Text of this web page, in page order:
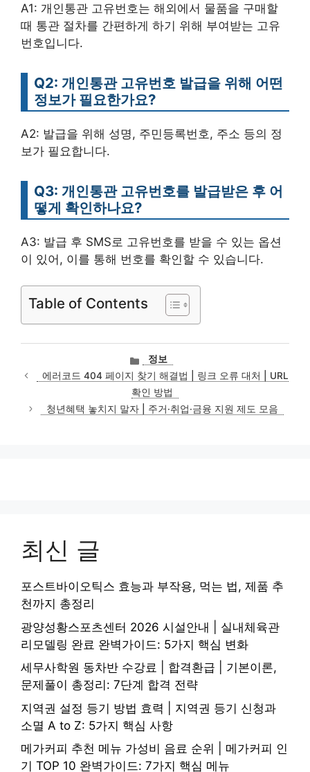
A1: 개인통관 고유번호는 해외에서 물품을 구매할
때 통관 절차를 간편하게 하기 위해 부여받는 고유
번호입니다.
Q2: 개인통관 고유번호 발급을 위해 어떤
정보가 필요한가요?
A2: 발급을 위해 성명, 주민등록번호, 주소 등의 정
보가 필요합니다.
Q3: 개인통관 고유번호를 발급받은 후 어
떻게 확인하나요?
A3: 발급 후 SMS로 고유번호를 받을 수 있는 옵션
이 있어, 이를 통해 번호를 확인할 수 있습니다.
Table of Contents
카
테
고
리
정보
에러코드 404 페이지 찾기 해결법 | 링크 오류 대처 | URL
확인 방법
청년혜택 놓치지 말자 | 주거·취업·금융 지원 제도 모음
최신 글
포스트바이오틱스 효능과 부작용, 먹는 법, 제품 추
천까지 총정리
광양성황스포츠센터 2026 시설안내 | 실내체육관
리모델링 완료 완벽가이드: 5가지 핵심 변화
세무사학원 동차반 수강료 | 합격환급 | 기본이론,
문제풀이 총정리: 7단계 합격 전략
지역권 설정 등기 방법 효력 | 지역권 등기 신청과
소멸 A to Z: 5가지 핵심 사항
메가커피 추천 메뉴 가성비 음료 순위 | 메가커피 인
기 TOP 10 완벽가이드: 7가지 핵심 메뉴